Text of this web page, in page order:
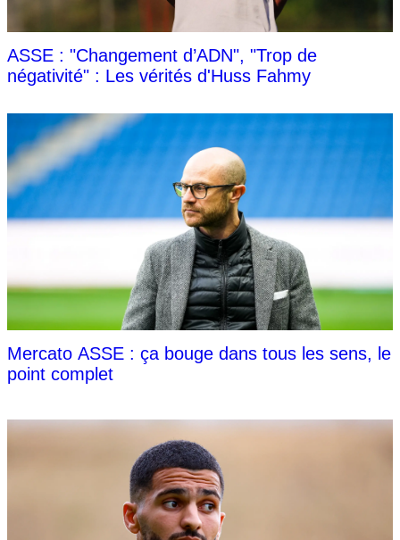
ASSE : "Changement d’ADN", "Trop de
négativité" : Les vérités d'Huss Fahmy
Mercato ASSE : ça bouge dans tous les sens, le
point complet